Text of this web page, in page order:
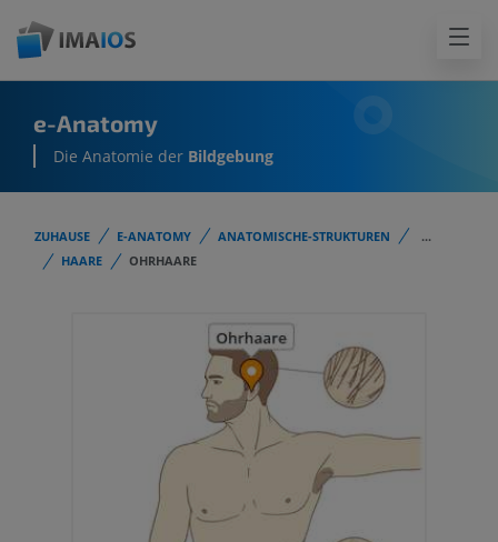
e-Anatomy
Die Anatomie der Bildgebung
ZUHAUSE E-ANATOMY ANATOMISCHE-STRUKTUREN
...
HAARE
OHRHAARE